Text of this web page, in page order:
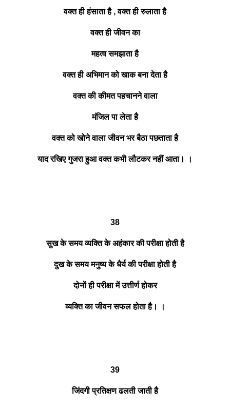
वक्त ही हंसाता है , वक्त ही रुलाता है
वक्त ही जीवन का
महत्व समझाता है
वक्त ही अभिमान को खाक बना देता है
वक्त की कीमत पहचानने वाला
मंजिल पा लेता है
वक्त को खोने वाला जीवन भर बैठा पछताता है
याद रखिए गुजरा हुआ वक्त कभी लौटकर नहीं आता। ।
38
सुख के समय व्यक्ति के अहंकार की परीक्षा होती है
दुख के समय मनुष्य के धैर्य की परीक्षा होती है
दोनों ही परीक्षा में उत्तीर्ण होकर
व्यक्ति का जीवन सफल होता है। ।
39
जिंदगी प्रतिक्षण ढलती जाती है